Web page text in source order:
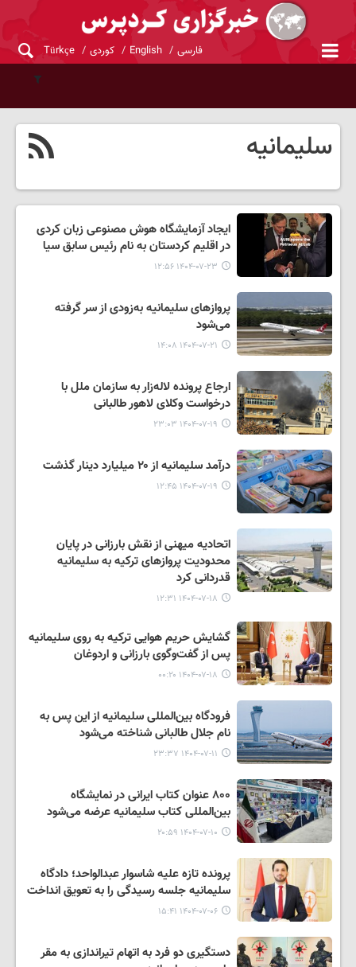
فارسی English کوردی Türkçe
سلیمانیه
ایجاد آزمایشگاه هوش مصنوعی زبان کردی
در اقلیم کردستان به نام رئیس سابق سیا
۱۴۰۴-۰۷-۲۳ ۱۲:۵۶
پروازهای سلیمانیه به‌زودی از سر گرفته
می‌شود
۱۴۰۴-۰۷-۲۱ ۱۴:۰۸
ارجاع پرونده لاله‌زار به سازمان ملل با
درخواست وکلای لاهور طالبانی
۱۴۰۴-۰۷-۱۹ ۲۳:۰۳
درآمد سلیمانیه از ۲۰ میلیارد دینار گذشت
۱۴۰۴-۰۷-۱۹ ۱۲:۴۵
اتحادیه میهنی از نقش بارزانی در پایان
محدودیت پروازهای ترکیه به سلیمانیه
قدردانی کرد
۱۴۰۴-۰۷-۱۸ ۱۲:۳۱
گشایش حریم هوایی ترکیه به روی سلیمانیه
پس از گفت‌وگوی بارزانی و اردوغان
۱۴۰۴-۰۷-۱۸ ۰۰:۲۰
فرودگاه بین‌المللی سلیمانیه از این پس به
نام جلال طالبانی شناخته می‌شود
۱۴۰۴-۰۷-۱۱ ۲۳:۳۷
۸۰۰ عنوان کتاب ایرانی در نمایشگاه
بین‌المللی کتاب سلیمانیه عرضه می‌شود
۱۴۰۴-۰۷-۱۰ ۲۰:۵۹
پرونده تازه علیه شاسوار عبدالواحد؛ دادگاه
سلیمانیه جلسه رسیدگی را به تعویق انداخت
۱۴۰۴-۰۷-۰۶ ۱۵:۴۱
دستگیری دو فرد به اتهام تیراندازی به مقر